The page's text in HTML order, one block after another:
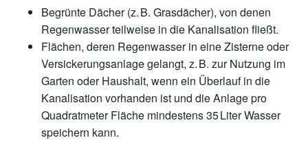
Begrünte Dächer (z. B. Grasdächer), von denen
Regenwasser teilweise in die Kanalisation fließt.
Flächen, deren Regenwasser in eine Zisterne oder
Versickerungsanlage gelangt, z. B. zur Nutzung im
Garten oder Haushalt, wenn ein Überlauf in die
Kanalisation vorhanden ist und die Anlage pro
Quadratmeter Fläche mindestens 35 Liter Wasser
speichern kann.